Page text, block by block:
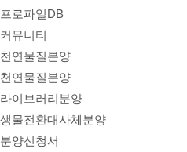
프로파일DB
커뮤니티
천연물질분양
천연물질분양
라이브러리분양
생물전환대사체분양
분양신청서